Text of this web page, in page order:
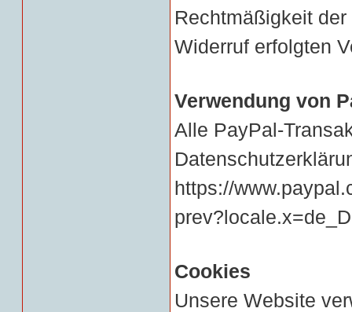
Rechtmäßigkeit
Widerruf erfolgten
Verwendung von
Alle PayPal-
https://
Cookies
Unsere Website